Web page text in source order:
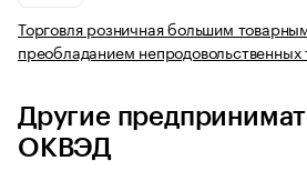
Торговля розничная большим
преобладанием непродовольственных
Другие
ОКВЭД